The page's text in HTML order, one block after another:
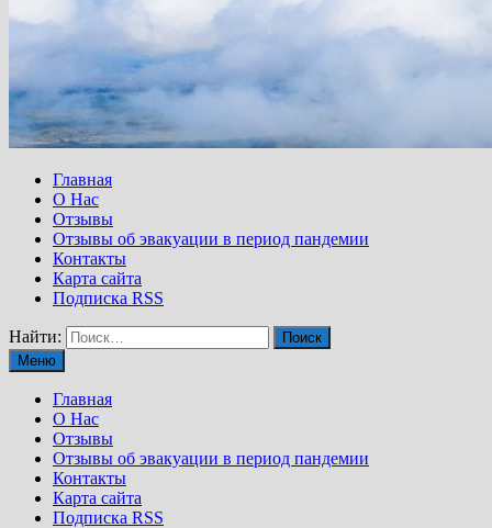
Главная
О Нас
Отзывы
Отзывы об эвакуации в период пандемии
Контакты
Карта сайта
Подписка RSS
Найти:
Меню
Главная
О Нас
Отзывы
Отзывы об эвакуации в период пандемии
Контакты
Карта сайта
Подписка RSS